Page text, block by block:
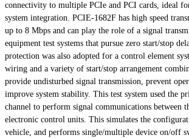
connectivity to multiple PCIe and PCI cards, ideal
system integration. PCIE-1682F has high speed
up to 8 Mbps and can play the role of a signal
equipment test systems that pursue zero start/stop
protection was also adopted for a control element
wiring and a variety of start/stop arrangement
provide undisturbed signal transmission, prevent
improve system stability. This test system used the
channel to perform signal communications between
electronic control units. This simulates the
vehicle, and performs single/multiple device on/off